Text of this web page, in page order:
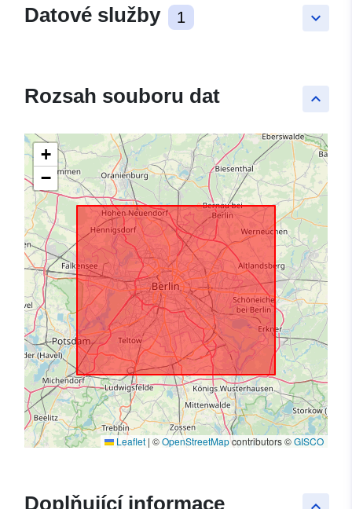
keyboard_arrow_down
Datové služby 1
keyboard_arrow_up
Rozsah souboru dat
+
−
Leaflet | ©OpenStreetMapcontributors ©GISCO
Doplňující informace